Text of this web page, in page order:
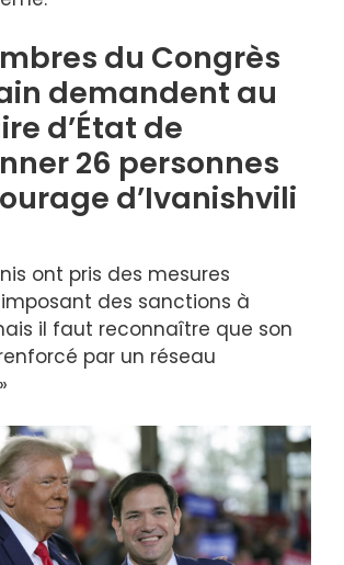
du Congrès
demandent au
d’État de
26 personnes
d’Ivanishvili
ont pris des mesures
des sanctions à
il faut reconnaître que son
par un réseau